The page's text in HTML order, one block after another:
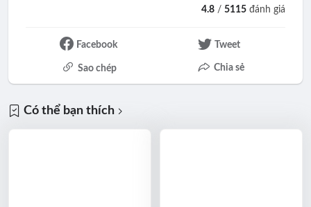
4.8 /5115 đánh giá
Facebook Tweet
Sao chép Chia sẻ
Có thể bạn thích